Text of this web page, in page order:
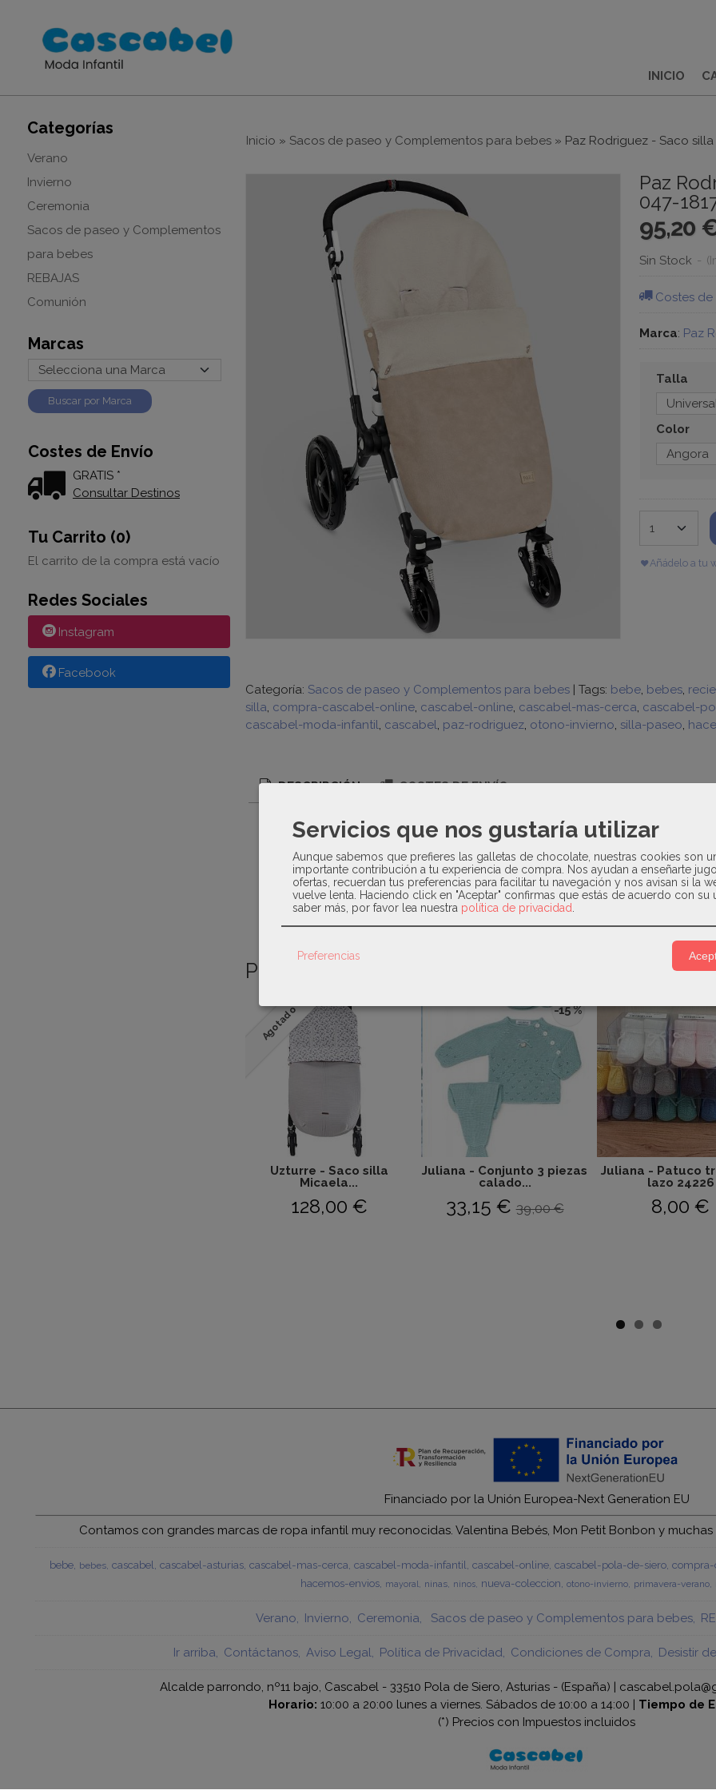
INICIO
Categorías
Verano
Invierno
Ceremonia
Sacos de paseo y Complementos
para bebes
REBAJAS
Comunión
Marcas
Costes de Envío
GRATIS *
Consultar Destinos
Tu Carrito (0)
El carrito de la compra está vacío
Redes Sociales
Instagram
Facebook
Inicio » Sacos de paseo y Complementos para bebes» Paz Rodriguez - Saco silla
Paz
047-
95,20
Sin Stock -
Costes de
Marca: Paz
Talla
Color
Añádelo a tu
Categoría: Sacos de paseo y Complementos para bebes| Tags: bebe bebes
silla compra-cascabel-online cascabel-online cascabel-mas-cerca cascabel-
cascabel-moda-infantil cascabel paz-rodriguez otono-invierno silla-paseo
DESCRIPCIÓN COSTES DE ENVÍO
Paz Rodriguez
Saco silla bebé confeccionado en tejido polipiel resistente al agua con
laterales. Cremalleras laterales para convertir el saco en colchoneta. Relleno
Productos Relacionados
Agotado
Uzturre - Saco silla
Micaela...
128,00 €
-15 %
Juliana - Conjunto 3 piezas
calado...
33,15 €39,00 €
Juliana - Patuco
lazo 24226
8,00 €
Financiado por la Unión Europea-Next Generation EU
Contamos con grandes marcas de ropa infantil muy reconocidas. Valentina Bebés, Mon Petit Bonbon y
bebe bebes cascabel cascabel-asturias cascabel-mas-cerca cascabel-moda-infantil cascabel-online cascabel-pola-de-siero
hacemos-envios mayoral ninas ninos nueva-coleccion otono-invierno primavera-verano
Verano Invierno Ceremonia Sacos de paseo y Complementos para bebes
Ir arriba Contáctanos Aviso Legal Política de Privacidad Condiciones de Compra Desistir
Alcalde parrondo, nº11 bajo, Cascabel - 33510 Pola de Siero, Asturias - (España) |
Horario:10:00 a 20:00 lunes a viernes. Sábados de 10:00 a 14:00 | Tiempo de
(*) Precios con Impuestos incluidos
Servicios que nos gustaría utilizar
Aunque sabemos que prefieres las galletas de chocolate, nuestras cookies son
importante contribución a tu experiencia de compra. Nos ayudan a enseñarte
ofertas, recuerdan tus preferencias para facilitar tu navegación y nos avisan si la
vuelve lenta. Haciendo click en "Aceptar" confirmas que estás de acuerdo con su
saber más, por favor lea nuestra política de privacidad.
Preferencias